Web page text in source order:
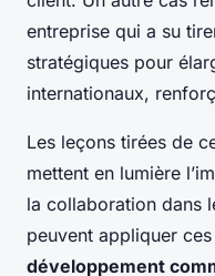
entreprise qui a su
stratégiques pour
internationaux,
Les leçons tirées de
mettent en lumière
la collaboration dans
peuvent appliquer
développement